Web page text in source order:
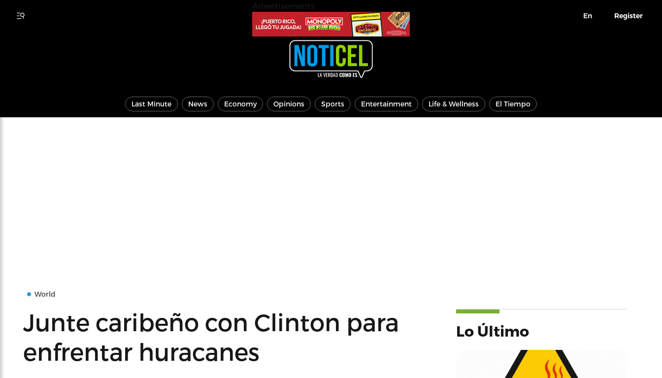
En Register
Last Minute News Economy Opinions Sports Entertainment Life & Wellness El Tiempo
World
Junte caribeño con Clinton para
enfrentar huracanes
Lo Último